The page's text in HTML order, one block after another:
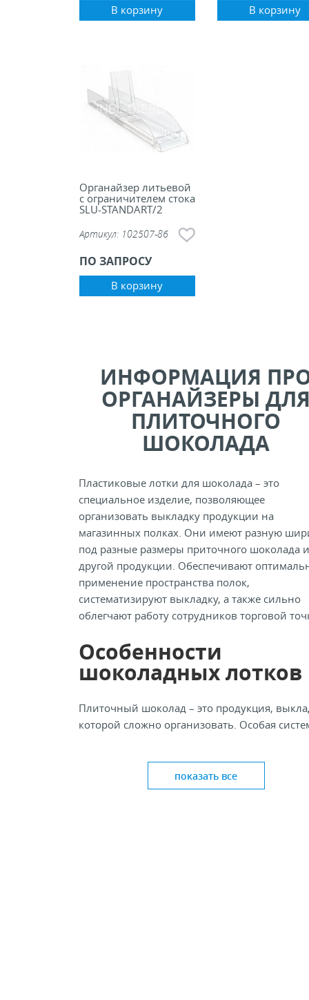
В корзину В корзину
Органайзер литьевой
с ограничителем стока
SLU-STANDART/2
Артикул: 102507-86
ПО ЗАПРОСУ
В корзину
ИНФОРМАЦИЯ
ОРГАНАЙЗЕРЫ
ПЛИТОЧНОГО
ШОКОЛАДА
Пластиковые лотки для шоколада – это
специальное изделие, позволяющее
организовать выкладку продукции на
магазинных полках. Они имеют разную
под разные размеры приточного шоколада
другой продукции. Обеспечивают
применение пространства полок,
систематизируют выкладку, а также сильно
облегчают работу сотрудников торговой
Особенности
шоколадных лотков
Плиточный шоколад – это продукция,
которой сложно организовать. Особая
избавляет от необходимости частого
порядка на полке, и делает выкладку более
показать все